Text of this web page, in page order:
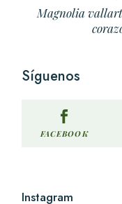
Magnolia
Síguenos
FACEBOOK
Instagram